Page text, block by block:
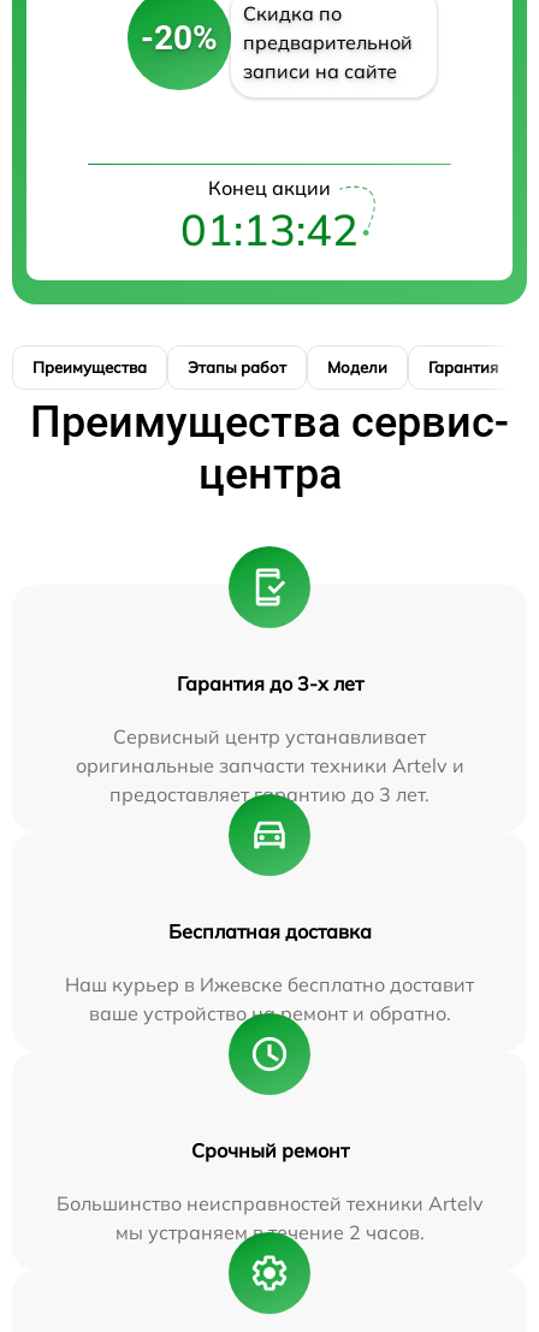
-20%
Скидка по
предварительной
записи на сайте
Конец акции
01:13:41
Преимущества Этапы работ Модели Гарантия
Преимущества сервис-
центра
Гарантия до 3-х лет
Сервисный центр устанавливает
оригинальные запчасти техники Artelv и
предоставляет гарантию до 3 лет.
Бесплатная доставка
Наш курьер в Ижевске бесплатно доставит
ваше устройство на ремонт и обратно.
Срочный ремонт
Большинство неисправностей техники Artelv
мы устраняем в течение 2 часов.